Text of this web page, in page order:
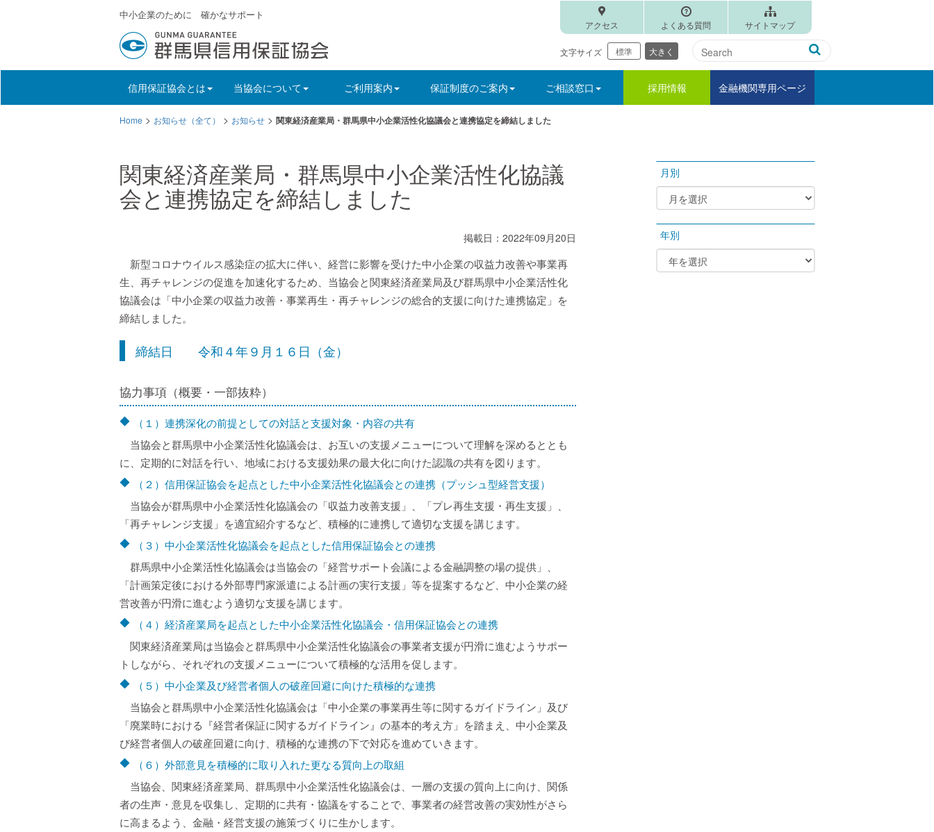
中小企業のために 確かなサポート
信用保証協会とは 当協会について ご利用案内 保証制度のご案内 ご相談窓口 採用情報 金融機関専用ページ
アクセス よくある質問 サイトマップ
文字サイズ 標準 大きく
Home > お知らせ（全て） > お知らせ > 関東経済産業局・群馬県中小企業活性化協議会と連携協定を締結しました
月別
年別
関東経済産業局・群馬県中小企業活性化協議
会と連携協定を締結しました
掲載日：2022年09月20日
新型コロナウイルス感染症の拡大に伴い、経営に影響を受けた中小企業の収益力改善や事業再
生、再チャレンジの促進を加速化するため、当協会と関東経済産業局及び群馬県中小企業活性化
協議会は「中小企業の収益力改善・事業再生・再チャレンジの総合的支援に向けた連携協定」を
締結しました。
締結日 令和４年９月１６日（金）
協力事項（概要・一部抜粋）
（１）連携深化の前提としての対話と支援対象・内容の共有
当協会と群馬県中小企業活性化協議会は、お互いの支援メニューについて理解を深めるととも
に、定期的に対話を行い、地域における支援効果の最大化に向けた認識の共有を図ります。
（２）信用保証協会を起点とした中小企業活性化協議会との連携（プッシュ型経営支援）
当協会が群馬県中小企業活性化協議会の「収益力改善支援」、「プレ再生支援・再生支援」、
「再チャレンジ支援」を適宜紹介するなど、積極的に連携して適切な支援を講じます。
（３）中小企業活性化協議会を起点とした信用保証協会との連携
群馬県中小企業活性化協議会は当協会の「経営サポート会議による金融調整の場の提供」、
「計画策定後における外部専門家派遣による計画の実行支援」等を提案するなど、中小企業の経
営改善が円滑に進むよう適切な支援を講じます。
（４）経済産業局を起点とした中小企業活性化協議会・信用保証協会との連携
関東経済産業局は当協会と群馬県中小企業活性化協議会の事業者支援が円滑に進むようサポー
トしながら、それぞれの支援メニューについて積極的な活用を促します。
（５）中小企業及び経営者個人の破産回避に向けた積極的な連携
当協会と群馬県中小企業活性化協議会は「中小企業の事業再生等に関するガイドライン」及び
「廃業時における『経営者保証に関するガイドライン』の基本的考え方」を踏まえ、中小企業及
び経営者個人の破産回避に向け、積極的な連携の下で対応を進めていきます。
（６）外部意見を積極的に取り入れた更なる質向上の取組
当協会、関東経済産業局、群馬県中小企業活性化協議会は、一層の支援の質向上に向け、関係
者の生声・意見を収集し、定期的に共有・協議をすることで、事業者の経営改善の実効性がさら
に高まるよう、金融・経営支援の施策づくりに生かします。